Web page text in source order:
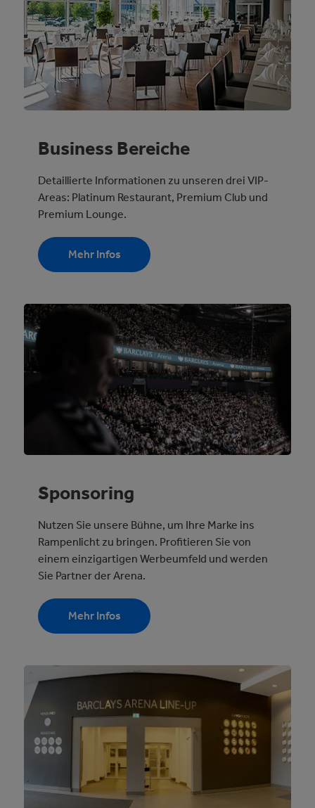
Business Bereiche
Detaillierte Informationen zu unseren drei VIP-
Areas: Platinum Restaurant, Premium Club und
Premium Lounge.
Mehr Infos
Sponsoring
Nutzen Sie unsere Bühne, um Ihre Marke ins
Rampenlicht zu bringen. Profitieren Sie von
einem einzigartigen Werbeumfeld und werden
Sie Partner der Arena.
Mehr Infos